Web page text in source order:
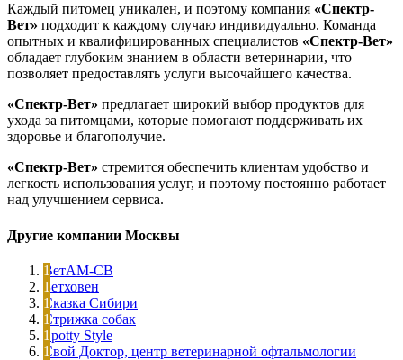
Каждый питомец уникален, и поэтому компания «Спектр-
Вет» подходит к каждому случаю индивидуально. Команда
опытных и квалифицированных специалистов «Спектр-Вет»
обладает глубоким знанием в области ветеринарии, что
позволяет предоставлять услуги высочайшего качества.
«Спектр-Вет» предлагает широкий выбор продуктов для
ухода за питомцами, которые помогают поддерживать их
здоровье и благополучие.
«Спектр-Вет» стремится обеспечить клиентам удобство и
легкость использования услуг, и поэтому постоянно работает
над улучшением сервиса.
Другие компании Москвы
ВетАМ-СВ
Бетховен
Сказка Сибири
Стрижка собак
Spotty Style
Свой Доктор, центр ветеринарной офтальмологии